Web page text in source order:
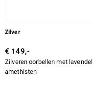
Zilver
€ 149,-
Zilveren oorbellen met lavendel
amethisten